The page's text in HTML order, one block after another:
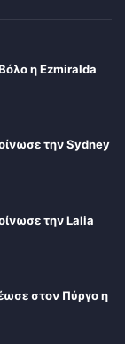
η Ezmiralda
την Sydney
την Lalia
στον Πύργο η